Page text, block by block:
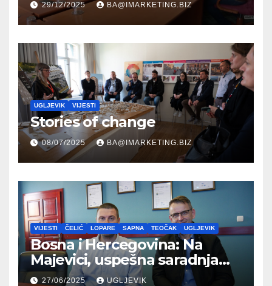
29/12/2025 BA@IMARKETING.BIZ
UGLJEVIK VIJESTI
Stories of change
08/07/2025 BA@IMARKETING.BIZ
VIJESTI ČELIĆ LOPARE SAPNA TEOČAK UGLJEVIK
Bosna i Hercegovina: Na
Majevici, uspešna saradnja
između opština dva entiteta
27/06/2025 UGLJEVIK